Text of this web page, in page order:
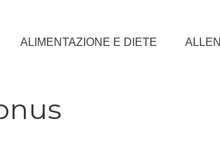
ALIMENTAZIONE E DIETE